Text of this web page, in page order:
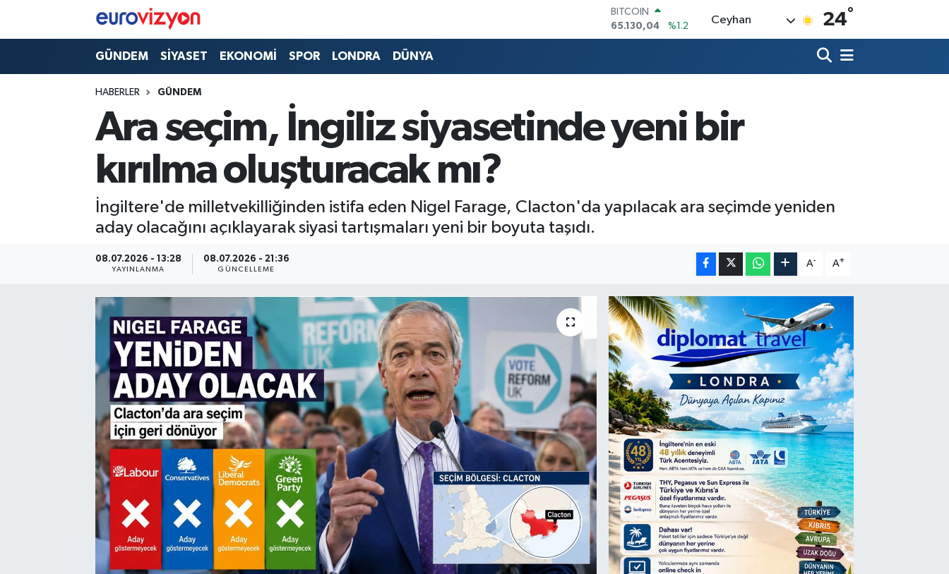
DOLAR
47,7106
%0.17
EURO
%2.59
BİST100
13.773
%-19
Ceyhan 24°
GÜNDEM SİYASET EKONOMİ SPOR LONDRA DÜNYA
HABERLER GÜNDEM
Ara seçim, İngiliz siyasetinde yeni bir
kırılma oluşturacak mı?
İngiltere'de milletvekilliğinden istifa eden Nigel Farage, Clacton'da yapılacak ara seçimde yeniden
aday olacağını açıklayarak siyasi tartışmaları yeni bir boyuta taşıdı.
08.07.2026 - 13:28
YAYINLANMA
08.07.2026 - 21:36
GÜNCELLEME
A- A+